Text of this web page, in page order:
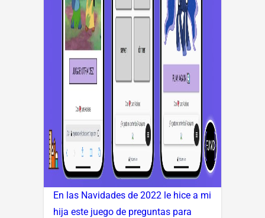
En las Navidades de 2022 le hice a mi
hija este juego de preguntas para